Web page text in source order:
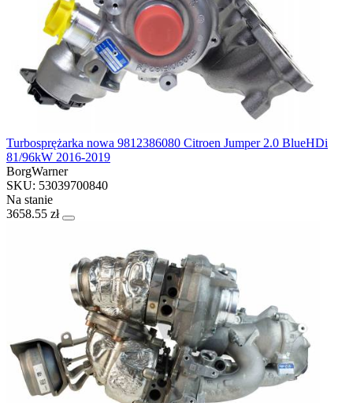
Turbosprężarka nowa 9812386080 Citroen Jumper 2.0 BlueHDi
81/96kW 2016-2019
BorgWarner
SKU: 53039700840
Na stanie
3658.55 zł